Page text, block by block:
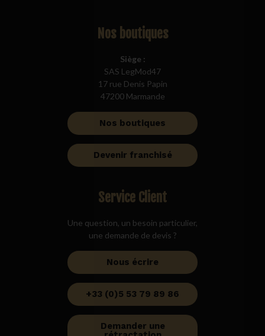
Nos boutiques
Siège :
SAS LegMod47
17 rue Denis Papin
47200 Marmande
Nos boutiques
Devenir franchisé
Service Client
Une question, un besoin particulier,
une demande de devis ?
Nous écrire
+33 (0)5 53 79 89 86
Demander une